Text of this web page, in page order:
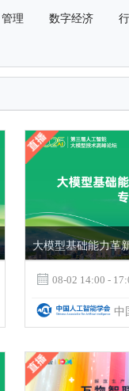
管理 数字经济
大模型基础能力革
 08-02 14:00 -